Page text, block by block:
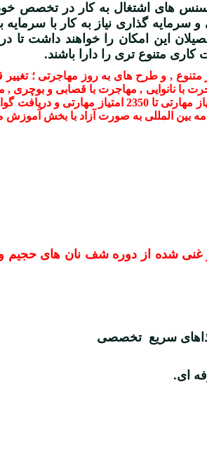
های اشتغال به کار در تخصص
گذاری نیاز به کار با سرمایه
این امکان را خواهند داشت
متنوع تری را دارا باشند.
, و طرح های به روز مهاجرتی ؛ تغییر
با نانوایی , مهاجرت با قصابی و بوچری ,
, مهاجرت با باریستا و کافی شاپ , مهاجرت با مستر شف و
بین المللی به صورت آزاد با بخش
شده از دوره شف نان های حجیم و
سریع تخصصی
ای.